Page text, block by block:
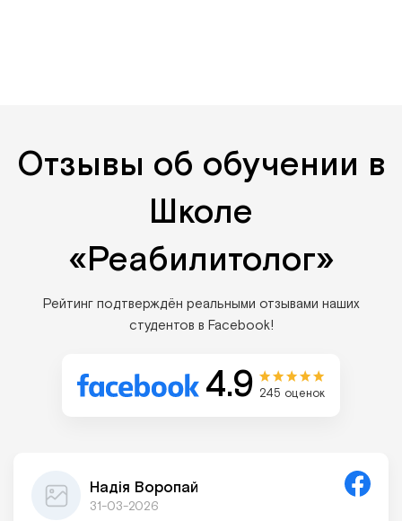
Отзывы об обучении в
Школе
«Реабилитолог»
Рейтинг подтверждён реальными отзывами наших
студентов в Facebook!
4.9 245 оценок
Надія Воропай
31-03-2026